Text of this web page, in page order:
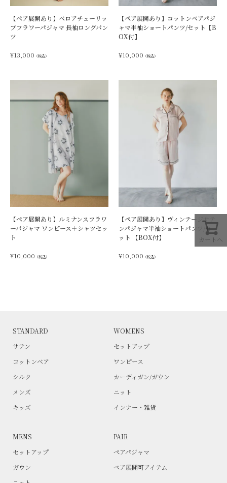
カートへ
【ペア展開あり】ベロアチューリッ
プフラワーパジャマ 長袖ロングパン
ツ
¥13,000 （税込）
【ペア展開あり】コットンベアパジ
ャマ半袖ショートパンツ/セット【B
OX付】
¥10,000 （税込）
【ペア展開あり】ルミナンスフラワ
ーパジャマ ワンピース＋シャツセッ
ト
¥10,000 （税込）
【ペア展開あり】ヴィンテージサテ
ンパジャマ半袖ショートパンツ/セ
ット 【BOX付】
¥10,000 （税込）
STANDARD
サテン
コットンベア
シルク
メンズ
キッズ
WOMENS
セットアップ
ワンピース
カーディガン/ガウン
ニット
インナー・雑貨
MENS
セットアップ
ガウン
PAIR
ペアパジャマ
ペア展開可アイテム